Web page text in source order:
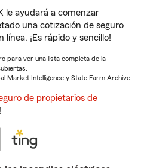
le ayudará a comenzar
una cotización de seguro
¡Es rápido y sencillo!
para ver una lista completa de la
Market Intelligence y State Farm Archive.
de propietarios de